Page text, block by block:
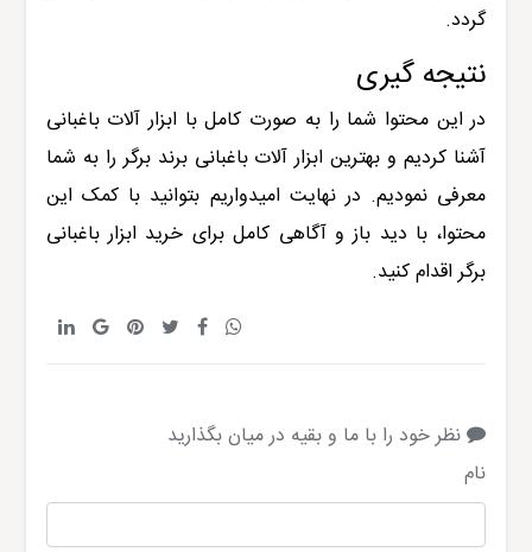
گردد.
نتیجه گیری
در این محتوا شما را به صورت کامل با ابزار آلات باغبانی
آشنا کردیم و بهترین ابزار آلات باغبانی برند برگر را به شما
معرفی نمودیم. در نهایت امیدواریم بتوانید با کمک این
محتوا، با دید باز و آگاهی کامل برای خرید ابزار باغبانی
برگر اقدام کنید.
نظر خود را با ما و بقیه در میان بگذارید
نام